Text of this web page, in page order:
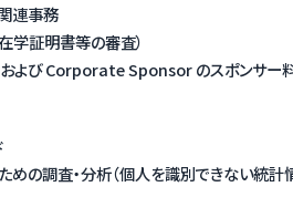
連事務
証明書等の審査）
よび Corporate Sponsor のスポンサー
めの調査・分析（個人を識別できない統計